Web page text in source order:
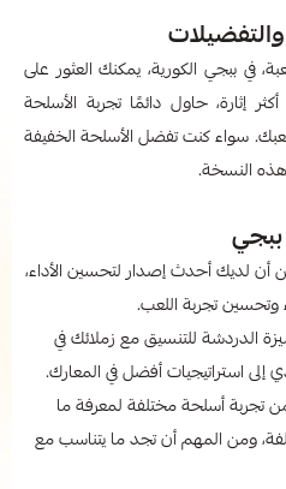
في ببجي الكورية، يمكنك العثور على
إثارة، حاول دائمًا تجربة الأسلحة
سواء كنت تفضل الأسلحة الخفيفة
هذه النسخة.
ببجي
أن لديك أحدث إصدار لتحسين الأداء،
وتحسين تجربة اللعب.
الدردشة للتنسيق مع زملائك في
إلى استراتيجيات أفضل في المعارك.
تجربة أسلحة مختلفة لمعرفة ما
ومن المهم أن تجد ما يتناسب مع